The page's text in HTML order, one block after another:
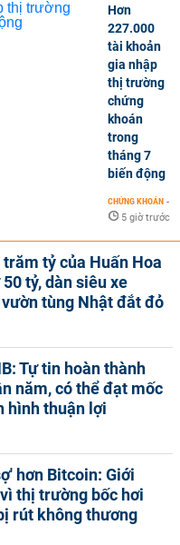
Hơn
227.000
tài khoản
gia nhập
thị trường
chứng
khoán
trong
tháng 7
biến động
CHỨNG KHOÁN -
5 giờ trước
tỷ của Huấn Hoa
tỷ, dàn siêu xe
tùng Nhật đắt đỏ
Tự tin hoàn thành
năm, có thể đạt mốc
hình thuận lợi
hơn Bitcoin: Giới
thị trường bốc hơi
rút không thương